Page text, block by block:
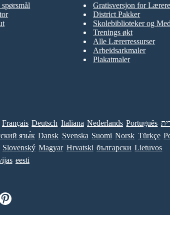
Gratisversjon for Lærere
District Pakker
Skolebiblioteker og
Trenings økt
Alle Lærerressurser
Arbeidsarkmaler
Plakatmaler
Français Deutsch Italiana Nederlands Português
язы́к Dansk Svenska Suomi Norsk Türkçe
Slovenský Magyar Hrvatski български Lietuvos
eesti